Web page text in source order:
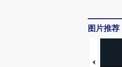
图片推荐